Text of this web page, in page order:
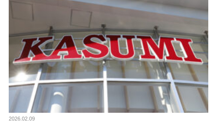
2026.02.09